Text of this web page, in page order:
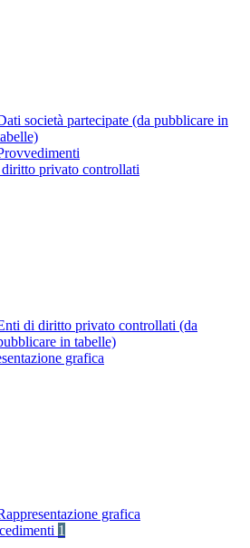
società partecipate (da pubblicare in
privato controllati
di diritto privato controllati (da
in tabelle)
grafica
grafica
1